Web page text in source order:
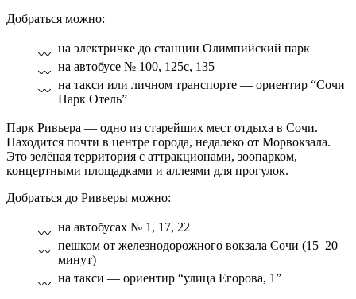
Добраться можно:
на электричке до станции Олимпийский парк
на автобусе № 100, 125с, 135
на такси или личном транспорте — ориентир “Сочи
Парк Отель”
Парк Ривьера — одно из старейших мест отдыха в Сочи.
Находится почти в центре города, недалеко от Морвокзала.
Это зелёная территория с аттракционами, зоопарком,
концертными площадками и аллеями для прогулок.
Добраться до Ривьеры можно:
на автобусах № 1, 17, 22
пешком от железнодорожного вокзала Сочи (15–20
минут)
на такси — ориентир “улица Егорова, 1”